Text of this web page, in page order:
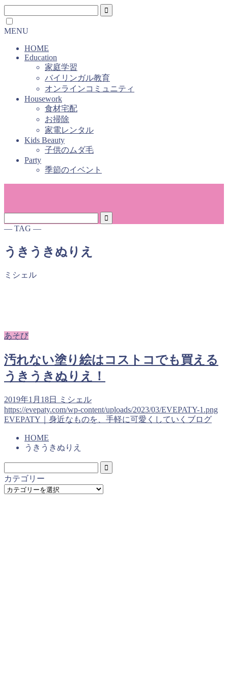
MENU
HOME
Education
家庭学習
バイリンガル教育
オンラインコミュニティ
Housework
食材宅配
お掃除
家電レンタル
Kids Beauty
子供のムダ毛
Party
季節のイベント
― TAG ―
うきうきぬりえ
ミシェル
あそび
汚れない塗り絵はコストコでも買える
うきうきぬりえ！
2019年1月18日
ミシェル
https://evepaty.com/wp-content/uploads/2023/03/EVEPATY-1.png
EVEPATY｜身近なものを、手軽に可愛くしていくブログ
HOME
うきうきぬりえ
カテゴリー
カ